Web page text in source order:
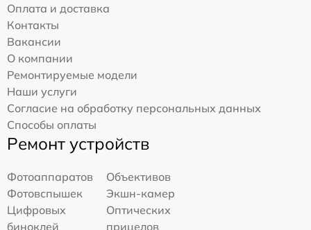
Оплата и доставка
Контакты
Вакансии
О компании
Ремонтируемые модели
Наши услуги
Согласие на обработку персональных данных
Способы оплаты
Ремонт устройств
Фотоаппаратов
Объективов
Фотовспышек
Экшн-камер
Цифровых
биноклей
Оптических
прицелов